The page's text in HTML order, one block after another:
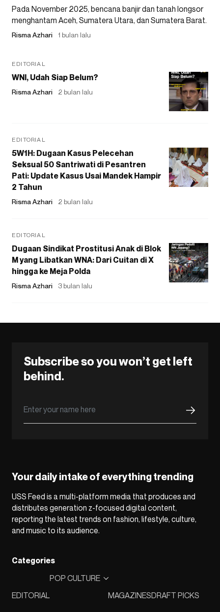
Pada November 2025, bencana banjir dan tanah longsor
menghantam Aceh, Sumatera Utara, dan Sumatera Barat.
Risma Azhari 1 bulan lalu
EDITORIAL
WNI, Udah Siap Belum?
Risma Azhari 2 bulan lalu
EDITORIAL
5W1H: Dugaan Kasus Pelecehan
Seksual 50 Santriwati di Pesantren
Pati: Update Kasus Usai Mandek Hampir
2 Tahun
Risma Azhari 2 bulan lalu
EDITORIAL
Dugaan Sindikat Prostitusi Anak di Blok
M yang Libatkan WNA: Dari Cuitan di X
hingga ke Meja Polda
Risma Azhari 3 bulan lalu
Subscribe so you won’t get left
behind.
Your daily intake of everything trending
USS Feed is a multi-platform media that produces and
distributes generation z-focused digital content,
reporting the latest trends on fashion, lifestyle, culture,
and music to its audience.
Categories
EDITORIAL
POP CULTURE
MAGAZINESDRAFT PICKS